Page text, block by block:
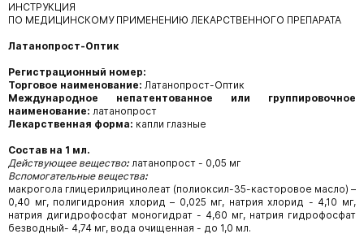
ИНСТРУКЦИЯ
ПО МЕДИЦИНСКОМУ ПРИМЕНЕНИЮ ЛЕКАРСТВЕННОГО ПРЕПАРАТА
Латанопрост-Оптик
Регистрационный номер:
Торговое наименование: Латанопрост-Оптик
Международное непатентованное или группировочное
наименование: латанопрост
Лекарственная форма: капли глазные
Состав на 1 мл.
Действующее вещество:латанопрост - 0,05 мг
Вспомогательные вещества:
макрогола глицерилрицинолеат (полиоксил-35-касторовое масло) –
0,40 мг, полигидрония хлорид – 0,025 мг, натрия хлорид - 4,10 мг,
натрия дигидрофосфат моногидрат - 4,60 мг, натрия гидрофосфат
безводный- 4,74 мг, вода очищенная - до 1,0 мл.